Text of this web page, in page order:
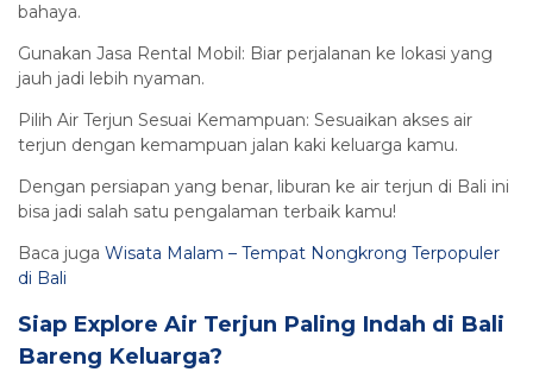
bahaya.
Gunakan Jasa Rental Mobil: Biar perjalanan ke lokasi yang
jauh jadi lebih nyaman.
Pilih Air Terjun Sesuai Kemampuan: Sesuaikan akses air
terjun dengan kemampuan jalan kaki keluarga kamu.
Dengan persiapan yang benar, liburan ke air terjun di Bali ini
bisa jadi salah satu pengalaman terbaik kamu!
Baca juga Wisata Malam – Tempat Nongkrong Terpopuler
di Bali
Siap Explore Air Terjun Paling Indah di Bali
Bareng Keluarga?